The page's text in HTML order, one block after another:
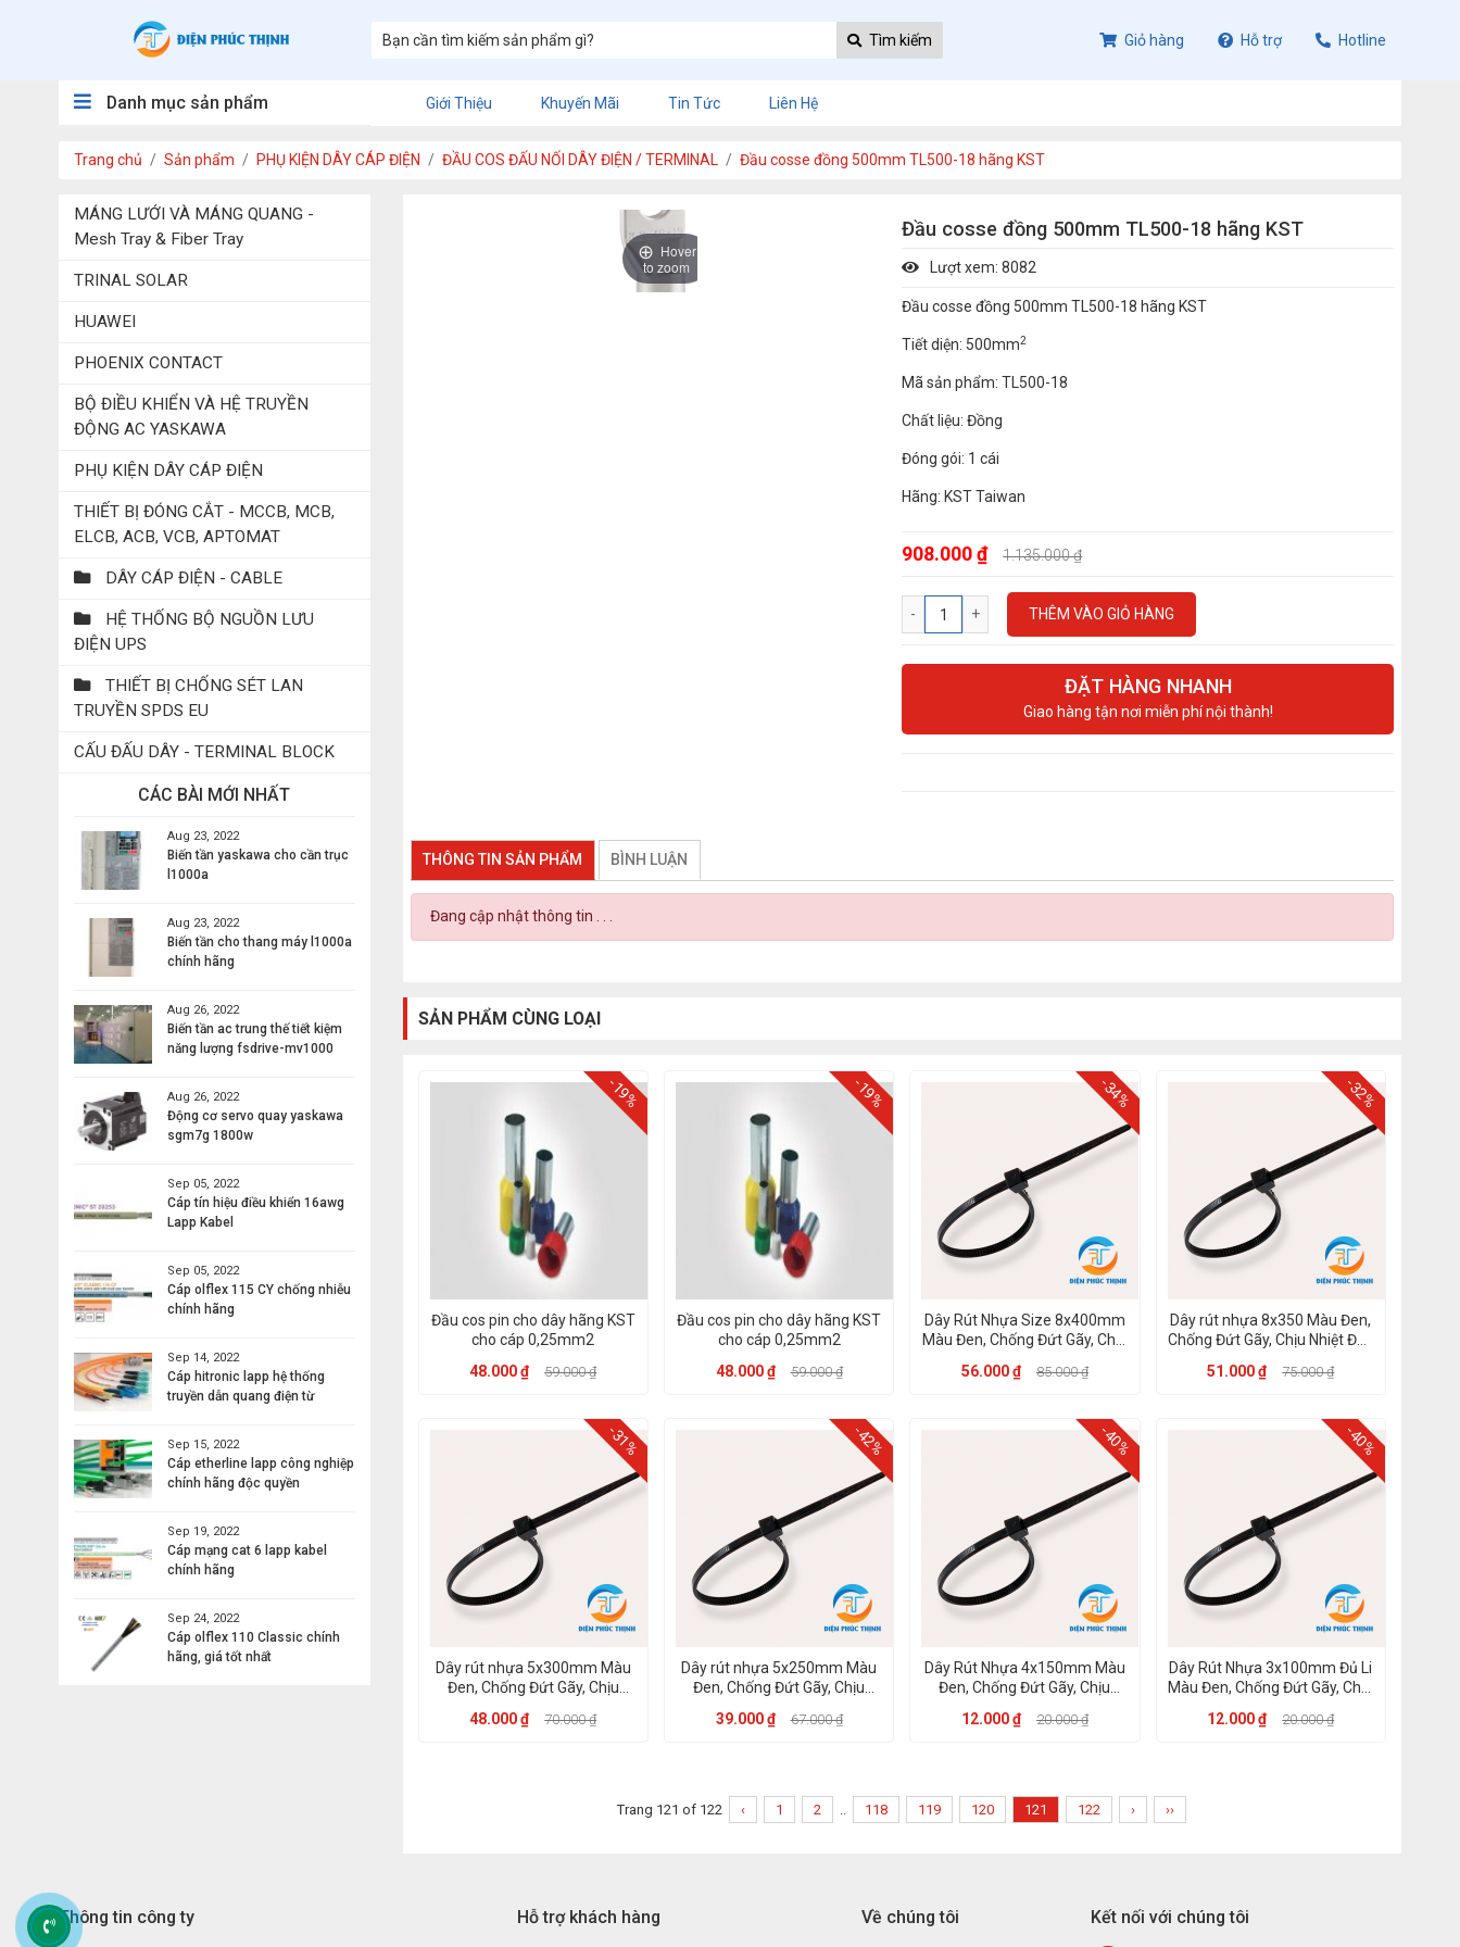
Tìm kiếm Giỏ hàng Hỗ trợ Hotline
Danh mục sản phẩm Giới Thiệu Khuyến Mãi Tin Tức Liên Hệ
Trang chủ Sản phẩm PHỤ KIỆN DÂY CÁP ĐIỆN ĐẦU COS ĐẤU NỐI DÂY ĐIỆN / TERMINAL Đầu cosse đồng 500mm TL500-18 hãng KST
MÁNG LƯỚI VÀ MÁNG QUANG -
Mesh Tray & Fiber Tray
TRINAL SOLAR
HUAWEI
PHOENIX CONTACT
BỘ ĐIỀU KHIỂN VÀ HỆ TRUYỀN
ĐỘNG AC YASKAWA
PHỤ KIỆN DÂY CÁP ĐIỆN
THIẾT BỊ ĐÓNG CẮT - MCCB, MCB,
ELCB, ACB, VCB, APTOMAT
DÂY CÁP ĐIỆN - CABLE
HỆ THỐNG BỘ NGUỒN LƯU
ĐIỆN UPS
THIẾT BỊ CHỐNG SÉT LAN
TRUYỀN SPDS EU
CẤU ĐẤU DÂY - TERMINAL BLOCK
CÁC BÀI MỚI NHẤT
Aug 23, 2022
Biến tần yaskawa cho cần trục
l1000a
Aug 23, 2022
Biến tần cho thang máy l1000a
chính hãng
Aug 26, 2022
Biến tần ac trung thế tiết kiệm
năng lượng fsdrive-mv1000
Aug 26, 2022
Động cơ servo quay yaskawa
sgm7g 1800w
Sep 05, 2022
Cáp tín hiệu điều khiển 16awg
Lapp Kabel
Sep 05, 2022
Cáp olflex 115 CY chống nhiễu
chính hãng
Sep 14, 2022
Cáp hitronic lapp hệ thống
truyền dẫn quang điện từ
Sep 15, 2022
Cáp etherline lapp công nghiệp
chính hãng độc quyền
Sep 19, 2022
Cáp mạng cat 6 lapp kabel
chính hãng
Sep 24, 2022
Cáp olflex 110 Classic chính
hãng, giá tốt nhất
Hover
to zoom
Đầu cosse đồng 500mm TL500-18 hãng KST
Lượt xem: 8082
Đầu cosse đồng 500mm TL500-18 hãng KST
Tiết diện: 500mm2
Mã sản phẩm: TL500-18
Chất liệu: Đồng
Đóng gói: 1 cái
Hãng: KST Taiwan
908.000 ₫ 1.135.000 ₫
THÊM VÀO GIỎ HÀNG
ĐẶT HÀNG NHANH
Giao hàng tận nơi miễn phí nội thành!
THÔNG TIN SẢN PHẨM BÌNH LUẬN
Đang cập nhật thông tin . . .
SẢN PHẨM CÙNG LOẠI
-19%
Đầu cos pin cho dây hãng KST
cho cáp 0,25mm2
48.000 ₫
59.000 ₫
-19%
Đầu cos pin cho dây hãng KST
cho cáp 0,25mm2
48.000 ₫
59.000 ₫
-34%
Dây Rút Nhựa Size 8x400mm
Màu Đen, Chống Đứt Gãy, Chịu
56.000 ₫ 85.000 ₫
-32%
Dây rút nhựa 8x350 Màu Đen,
Chống Đứt Gãy, Chịu Nhiệt Đến
51.000 ₫ 75.000 ₫
-31%
Dây rút nhựa 5x300mm Màu
Đen, Chống Đứt Gãy, Chịu
48.000 ₫ 70.000 ₫
-42%
Dây rút nhựa 5x250mm Màu
Đen, Chống Đứt Gãy, Chịu
39.000 ₫ 67.000 ₫
-40%
Dây Rút Nhựa 4x150mm Màu
Đen, Chống Đứt Gãy, Chịu
12.000 ₫ 20.000 ₫
-40%
Dây Rút Nhựa 3x100mm Đủ Li
Màu Đen, Chống Đứt Gãy, Chịu
12.000 ₫ 20.000 ₫
Trang 121 of 122 ‹ 1 2 .. 118 119 120 121 122 › ››
Thông tin công ty Hỗ trợ khách hàng Về chúng tôi Kết nối với chúng tôi